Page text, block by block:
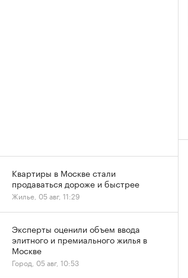
Квартиры в Москве стали
продаваться дороже и быстрее
Жилье, 05 авг, 11:29
Эксперты оценили объем ввода
элитного и премиального жилья в
Москве
Город, 05 авг, 10:53